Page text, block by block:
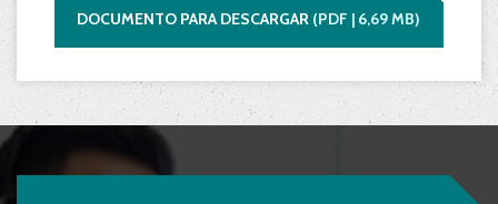
DOCUMENTO PARA DESCARGAR (PDF | 6,69MB)